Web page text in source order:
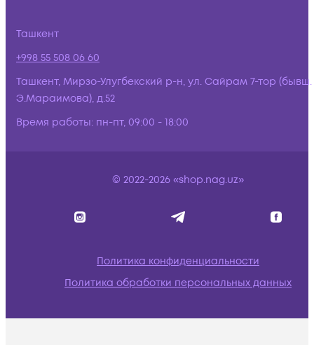
Ташкент
+998 55 508 06 60
Ташкент, Мирзо-Улугбекский р-н, ул. Сайрам 7-тор (бывш.
Э.Мараимова), д.52
Время работы: пн-пт, 09:00 - 18:00
© 2022-2026 «shop.nag.uz»
Политика конфиденциальности
Политика обработки персональных данных